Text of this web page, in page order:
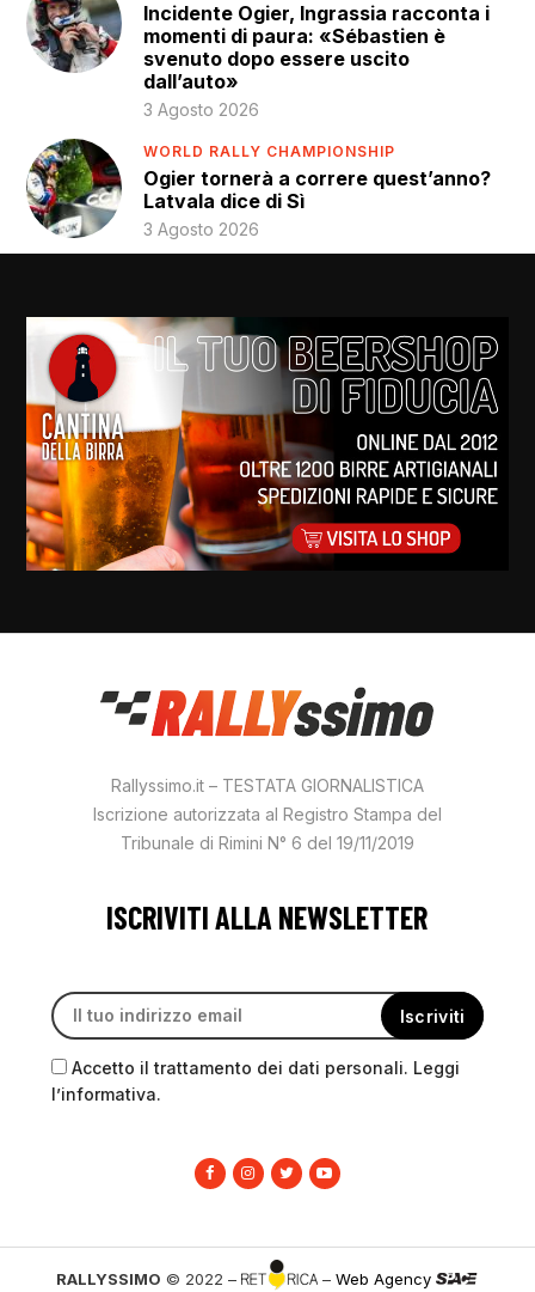
Incidente Ogier, Ingrassia racconta i
momenti di paura: «Sébastien è
svenuto dopo essere uscito
dall’auto»
3 Agosto 2026
WORLD RALLY CHAMPIONSHIP
Ogier tornerà a correre quest’anno?
Latvala dice di Sì
3 Agosto 2026
Rallyssimo.it – TESTATA GIORNALISTICA
Iscrizione autorizzata al Registro Stampa del
Tribunale di Rimini N° 6 del 19/11/2019
ISCRIVITI ALLA NEWSLETTER
Accetto il trattamento dei dati personali. Leggi
l’informativa.
RALLYSSIMO © 2022 – –Web Agency